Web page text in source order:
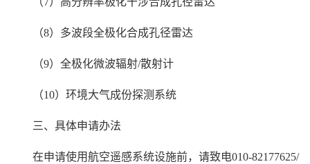
（8）多波段全极化合成孔径雷达
（9）全极化微波辐射/散射计
（10）环境大气成份探测系统
三、具体申请办法
在申请使用航空遥感系统设施前，请致电010-82177625/